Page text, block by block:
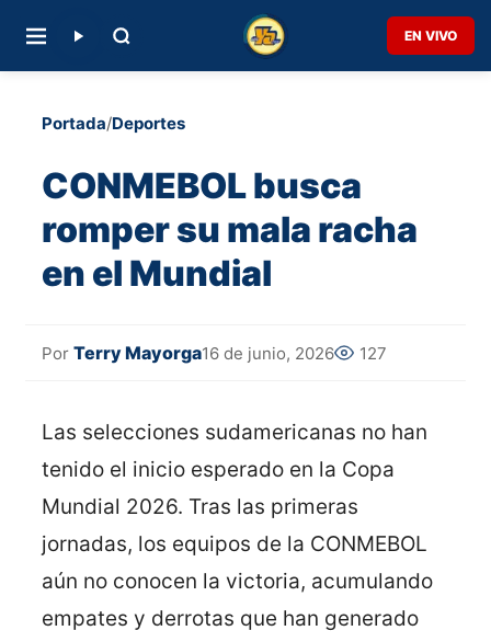
EN VIVO
Portada/Deportes
CONMEBOL busca
romper su mala racha
en el Mundial
Por Terry Mayorga16 de junio, 2026 127
Las selecciones sudamericanas no han
tenido el inicio esperado en la Copa
Mundial 2026. Tras las primeras
jornadas, los equipos de la CONMEBOL
aún no conocen la victoria, acumulando
empates y derrotas que han generado